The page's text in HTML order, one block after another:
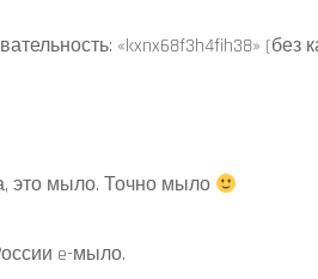
«kxnx68f3h4fih38» (без
это мыло. Точно мыло
e-мыло.